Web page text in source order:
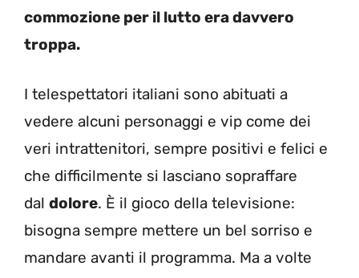
commozione per il lutto era davvero
troppa.
I telespettatori italiani sono abituati a
vedere alcuni personaggi e vip come dei
veri intrattenitori, sempre positivi e felici e
che difficilmente si lasciano sopraffare
dal dolore. È il gioco della televisione:
bisogna sempre mettere un bel sorriso e
mandare avanti il programma. Ma a volte